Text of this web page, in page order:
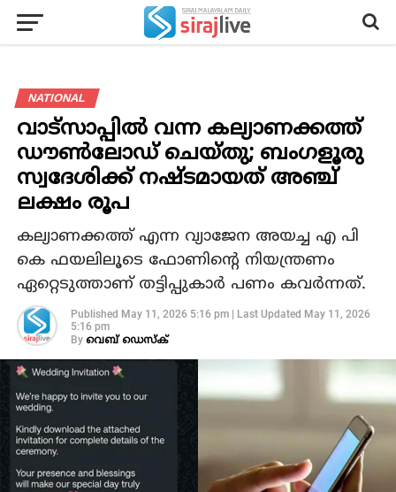
NATIONAL
വാട്സാപ്പിൽ വന്ന കല്യാണക്കത്ത്
ഡൗൺലോഡ് ചെയ്തു; ബംഗളൂരു
സ്വദേശിക്ക് നഷ്ടമായത് അഞ്ച്
ലക്ഷം രൂപ
കല്യാണക്കത്ത് എന്ന വ്യാജേന അയച്ച എ പി
കെ ഫയലിലൂടെ ഫോണിന്റെ നിയന്ത്രണം
ഏറ്റെടുത്താണ് തട്ടിപ്പുകാർ പണം കവർന്നത്.
Published May 11, 2026 5:16 pm| Last Updated May 11, 2026
5:16 pm
By വെബ് ഡെസ്‌ക്